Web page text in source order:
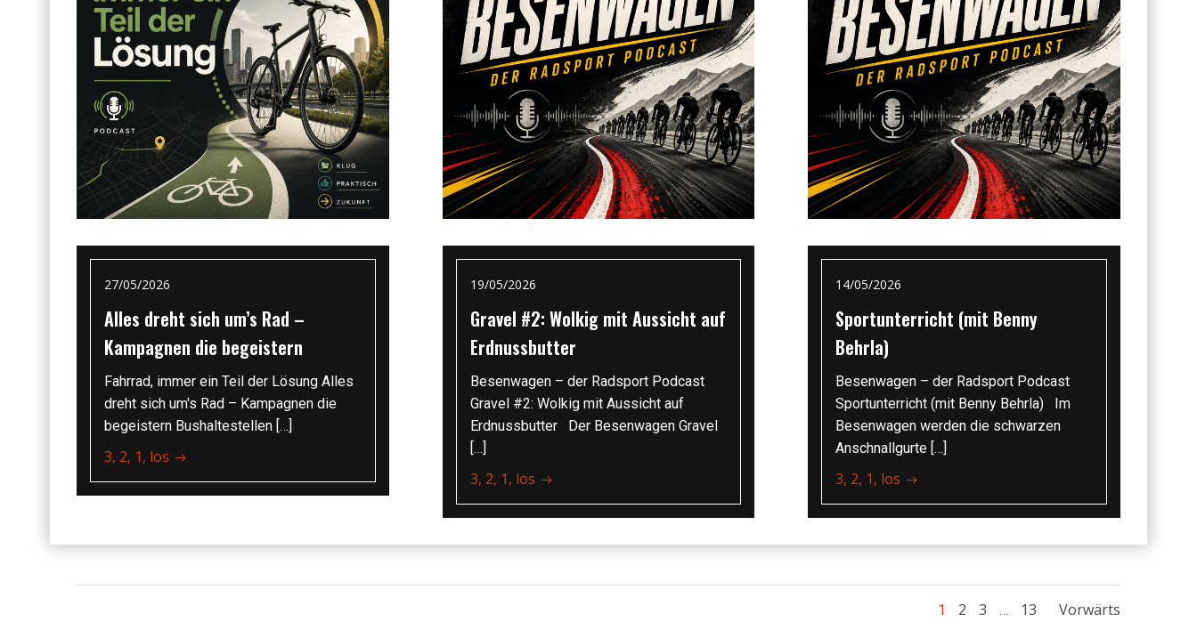
27/05/2026
Alles dreht sich um’s Rad –
Kampagnen die begeistern
Fahrrad, immer ein Teil der Lösung Alles
dreht sich um's Rad – Kampagnen die
begeistern Bushaltestellen […]
3, 2, 1, los
19/05/2026
Gravel #2: Wolkig mit Aussicht auf
Erdnussbutter
Besenwagen – der Radsport Podcast
Gravel #2: Wolkig mit Aussicht auf
Erdnussbutter Der Besenwagen Gravel
[…]
3, 2, 1, los
14/05/2026
Sportunterricht (mit Benny
Behrla)
Besenwagen – der Radsport Podcast
Sportunterricht (mit Benny Behrla) Im
Besenwagen werden die schwarzen
Anschnallgurte […]
3, 2, 1, los
Page
1 Page
2 Page
3 … Page
13 Vorwärts